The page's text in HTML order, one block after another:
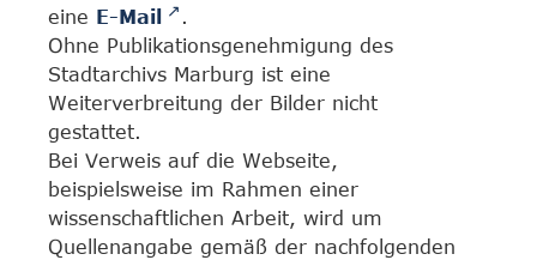
eine E-Mail
.
Ohne Publikationsgenehmigung des
Stadtarchivs Marburg ist eine
Weiterverbreitung der Bilder nicht
gestattet.
Bei Verweis auf die Webseite,
beispielsweise im Rahmen einer
wissenschaftlichen Arbeit, wird um
Quellenangabe gemäß der nachfolgenden